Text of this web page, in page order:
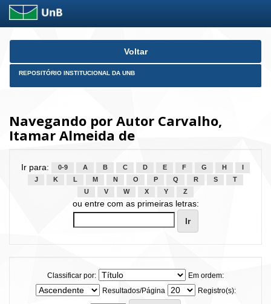
Skip
Voltar
REPOSITÓRIO INSTITUCIONAL DA UNB
Navegando por Autor Carvalho,
Itamar Almeida de
Ir para: 0-9 A B C D E F G H
J
K L M N O P Q R S
T
U
V W X Y Z
ou entre com as primeiras letras:
Classificar por:
Em ordem:
Resultados/Página
Registro(s):